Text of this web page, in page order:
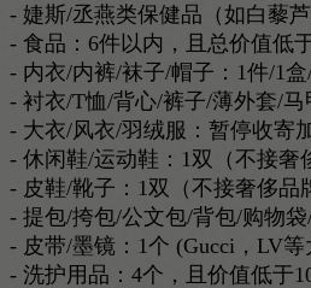
- 婕斯/丞燕类保健品（如白藜
- 食品：6件以内，且总价值低
- 内衣/内裤/袜子/帽子：1件/1
- 衬衣/T恤/背心/裤子/薄外套/
- 大衣/风衣/羽绒服：暂停收寄
- 休闲鞋/运动鞋：1双（不接奢
- 皮鞋/靴子：1双（不接奢侈品
- 提包/挎包/公文包/背包/购物袋
- 皮带/墨镜：1个 (Gucci，LV等
- 洗护用品：4个，且价值低于